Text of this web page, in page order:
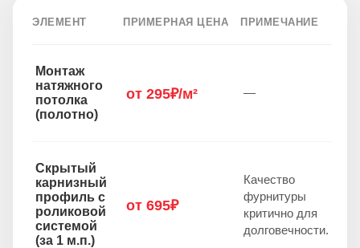
ЭЛЕМЕНТ ПРИМЕРНАЯ ЦЕНА ПРИМЕЧАНИЕ
Монтаж
натяжного
потолка
(полотно)
от 295₽/м² —
Скрытый
карнизный
профиль с
роликовой
системой
(за 1 м.п.)
от 695₽
Качество
фурнитуры
критично для
долговечности.